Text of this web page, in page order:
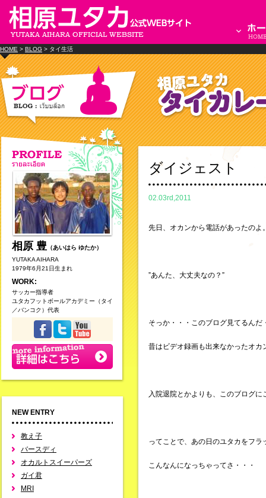
HOME > BLOG > タイ生活
相原 豊 （あいはら ゆたか）
YUTAKA AIHARA
1979年6月21日生まれ
WORK:
サッカー指導者
ユタカフットボールアカデミー（タイ
／バンコク）代表
NEW ENTRY
教え子
バースディ
オカルトスイーパーズ
ガイ君
MRI
ダイジェスト
02.03rd,2011
先日、オカンから電話があったのよ
”あんた、大丈夫なの？”
そっか・・・このブログ見てるんだ
昔はビデオ録画も出来なかったオカ
入院退院とかよりも、このブログ
ってことで、あの日のユタカをフラ
こんなんになっちゃってさ・・・